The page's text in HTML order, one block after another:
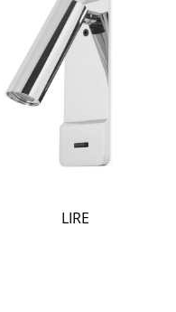
LIRE